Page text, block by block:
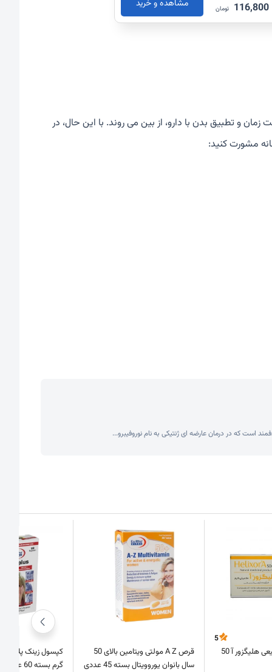
116,800 تومان مشاهده و خرید
و تطبیق بدن با دارو، از بین می روند. با این حال، در
مشورت کنید:
5
فرآورده دارویی طبیعی هلیگزور آ 50
قرص A Z مولتی ویتامین بالای 50
سال بانوان یوروویتال بسته 45 عددی
گرم بسته 60 عددی